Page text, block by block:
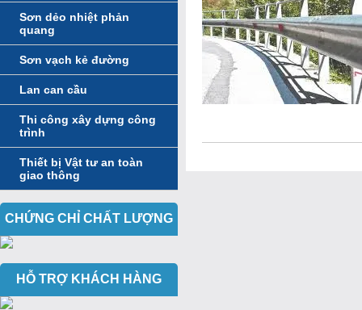
Sơn dẻo nhiệt phản
quang
Sơn vạch kẻ đường
Lan can cầu
Thi công xây dựng công
trình
Thiết bị Vật tư an toàn
giao thông
CHỨNG CHỈ CHẤT LƯỢNG
HỖ TRỢ KHÁCH HÀNG